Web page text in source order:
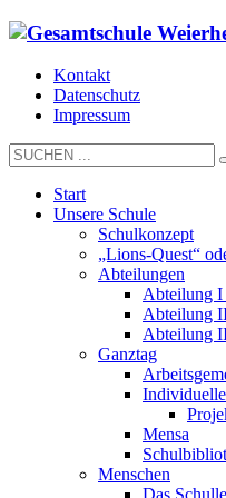
Kontakt
Datenschutz
Impressum
Start
Unsere Schule
Schulkonzept
„Lions-Quest“
Abteilungen
Abteilung I
Abteilung
Abteilung
Ganztag
Mensa
Menschen